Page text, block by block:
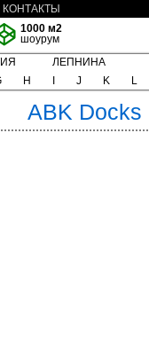
КОНТАКТЫ
1000 м2
шоурум
ЛЕПНИНА
H J K L
ABK Docks